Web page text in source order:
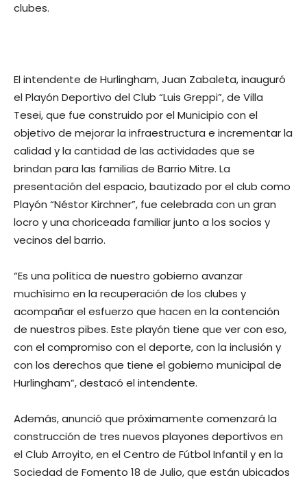
clubes.
El intendente de Hurlingham, Juan Zabaleta, inauguró
el Playón Deportivo del Club “Luis Greppi”, de Villa
Tesei, que fue construido por el Municipio con el
objetivo de mejorar la infraestructura e incrementar la
calidad y la cantidad de las actividades que se
brindan para las familias de Barrio Mitre. La
presentación del espacio, bautizado por el club como
Playón “Néstor Kirchner”, fue celebrada con un gran
locro y una choriceada familiar junto a los socios y
vecinos del barrio.
“Es una política de nuestro gobierno avanzar
muchísimo en la recuperación de los clubes y
acompañar el esfuerzo que hacen en la contención
de nuestros pibes. Este playón tiene que ver con eso,
con el compromiso con el deporte, con la inclusión y
con los derechos que tiene el gobierno municipal de
Hurlingham”, destacó el intendente.
Además, anunció que próximamente comenzará la
construcción de tres nuevos playones deportivos en
el Club Arroyito, en el Centro de Fútbol Infantil y en la
Sociedad de Fomento 18 de Julio, que están ubicados